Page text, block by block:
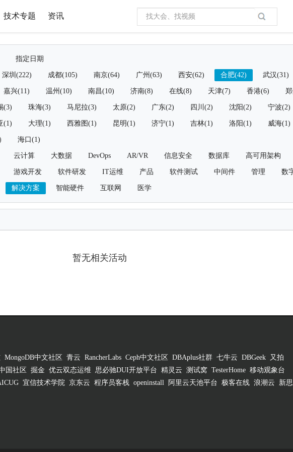
技术专题 资讯
指定日期
深圳(222) 成都(105) 南京(64) 广州(63) 西安(62) 合肥(42) 武汉(31)
嘉兴(11) 温州(10) 南昌(10) 济南(8) 在线(8) 天津(7) 香港(6)
(3) 珠海(3) 马尼拉(3) 太原(2) 广东(2) 四川(2) 沈阳(2) 宁波(2)
(1) 大理(1) 西雅图(1) 昆明(1) 济宁(1) 吉林(1) 洛阳(1) 威海(1)
海口(1)
云计算 大数据 DevOps AR/VR 信息安全 数据库 高可用架构
游戏开发 软件研发 IT运维 产品 软件测试 中间件 管理 数
解决方案 智能硬件 互联网 医学
暂无相关活动
MongoDB中文社区 青云 RancherLabs Ceph中文社区 DBAplus社群 七牛云 DBGeek
又拍
国社区 掘金 优云双态运维 思必驰DUI开放平台 精灵云 测试窝 TesterHome 移动观象台
宜信技术学院 京东云 程序员客栈 openinstall 阿里云天池平台 极客在线 浪潮云
新思